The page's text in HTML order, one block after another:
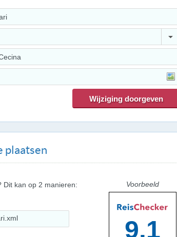
plaatsen
Voorbeeld
9.1
Dit kan op 2 manieren: